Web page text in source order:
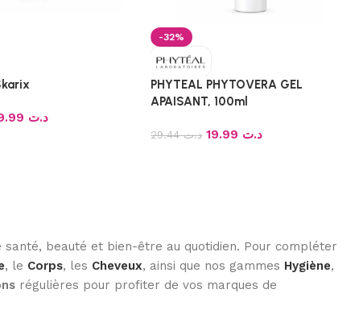
د.ت
-32%
PHYTEAL PHYTOVERA GEL
APAISANT, 100ml
د.ت29.44 د.ت
beauté et bien-être au quotidien. Pour compléter
, le Corps, les Cheveux, ainsi que nos gammes Hygiène,
régulières pour profiter de vos marques de